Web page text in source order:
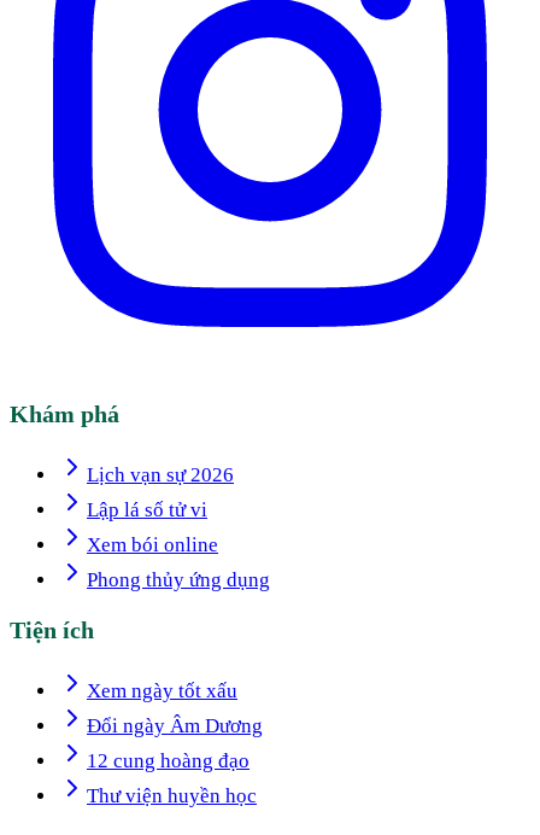
Khám phá
Lịch vạn sự 2026
Lập lá số tử vi
Xem bói online
Phong thủy ứng dụng
Tiện ích
Xem ngày tốt xấu
Đổi ngày Âm Dương
12 cung hoàng đạo
Thư viện huyền học